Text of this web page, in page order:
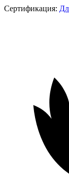
Сертификация: